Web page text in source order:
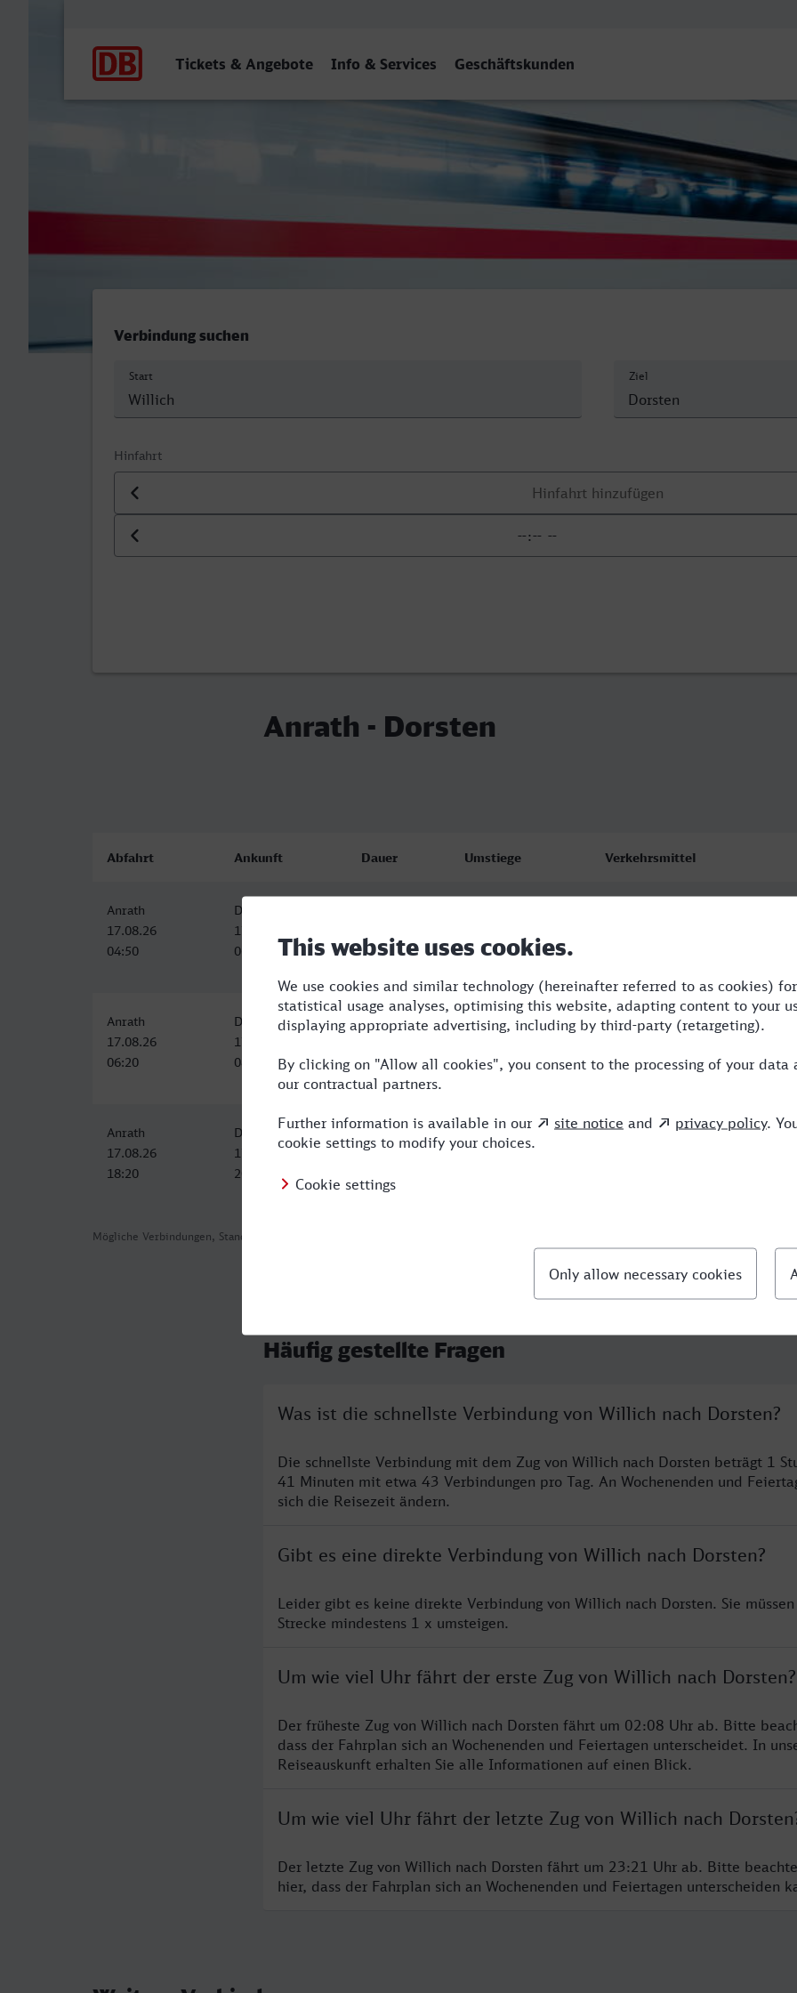
Tickets & Angebote Info & Services Geschäftskunden
Verbindung suchen
Start Ziel
Hinfahrt
Datum der Hinfahrt
Uhrzeit der Hinfahrt
Anrath - Dorsten
Mögliche Verbindungen, Stand: 2026-08-03 15:09
Abfahrt Ankunft Dauer Umstiege Verkehrsmittel
Anrath
17.08.26
04:50
Dorsten
17.08.26
06:31
Anrath
17.08.26
06:20
Dorsten
17.08.26
08:01
1:41 2 RRB,VIA
Anrath
17.08.26
18:20
Dorsten
17.08.26
20:01
1:41 2 RRB,VIA
Häufig gestellte Fragen
Was ist die schnellste Verbindung von Willich nach Dorsten?
Die schnellste Verbindung mit dem Zug von Willich nach Dorsten beträgt 1
41 Minuten mit etwa 43 Verbindungen pro Tag. An Wochenenden und
sich die Reisezeit ändern.
Gibt es eine direkte Verbindung von Willich nach Dorsten?
Leider gibt es keine direkte Verbindung von Willich nach Dorsten. Sie
Strecke mindestens 1 x umsteigen.
Um wie viel Uhr fährt der erste Zug von Willich nach Dorsten?
Der früheste Zug von Willich nach Dorsten fährt um 02:08 Uhr ab. Bitte
dass der Fahrplan sich an Wochenenden und Feiertagen unterscheidet. In
Reiseauskunft erhalten Sie alle Informationen auf einen Blick.
Um wie viel Uhr fährt der letzte Zug von Willich nach
Der letzte Zug von Willich nach Dorsten fährt um 23:21 Uhr ab. Bitte
hier, dass der Fahrplan sich an Wochenenden und Feiertagen unterscheiden